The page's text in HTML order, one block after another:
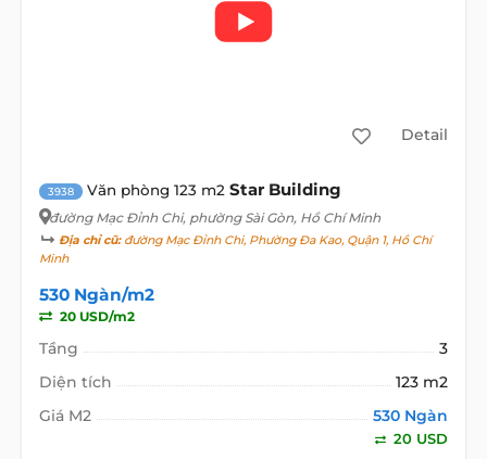
Detail
3938 Văn phòng 123 m2 Star Building
đường Mạc Đỉnh Chi, phường Sài Gòn, Hồ Chí Minh
Địa chỉ cũ:đường Mạc Đỉnh Chi, Phường Đa Kao, Quận 1, Hồ Chí
Minh
530 Ngàn/m2
20 USD/m2
Tầng
3
Diện tích
123 m2
Giá M2
530 Ngàn
20 USD